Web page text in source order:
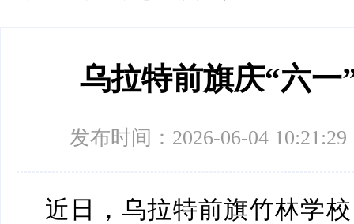
乌拉特前旗庆“六一
发布时间：2026-06-04 10:21:29
近日，乌拉特前旗竹林学